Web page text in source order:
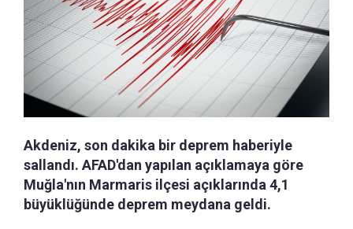
Akdeniz, son dakika bir deprem haberiyle
sallandı. AFAD'dan yapılan açıklamaya göre
Muğla'nın Marmaris ilçesi açıklarında 4,1
büyüklüğünde deprem meydana geldi.